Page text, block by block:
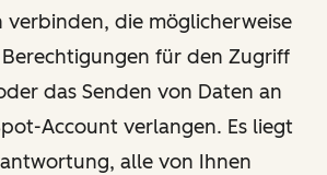
verbinden, die möglicherweise
für den Zugriff
das Senden von Daten an
Account verlangen. Es liegt
alle von Ihnen